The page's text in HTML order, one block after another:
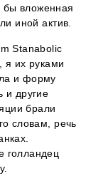
вложенная
иной актив.
Stanabolic
я их руками
и форму
и другие
брали
словам, речь
голландец